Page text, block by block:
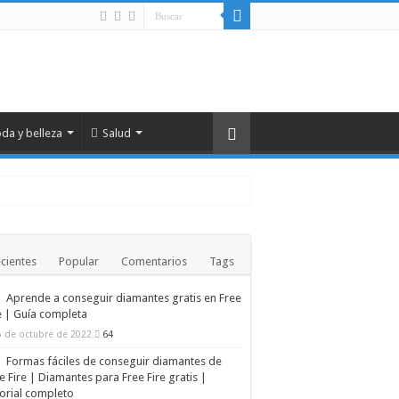
y belleza Salud
humana
Popular Comentarios Tags
Aprende a conseguir diamantes gratis en Free
| Guía completa
de octubre de 2022 64
Formas fáciles de conseguir diamantes de
Fire | Diamantes para Free Fire gratis |
completo